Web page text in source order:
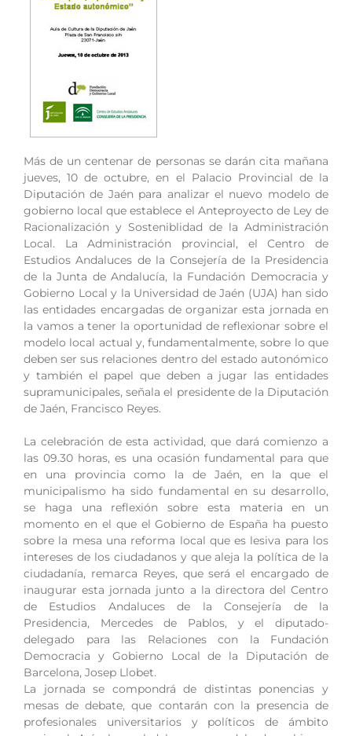
Más de un centenar de personas se darán cita mañana
jueves, 10 de octubre, en el Palacio Provincial de la
Diputación de Jaén para analizar el nuevo modelo de
gobierno local que establece el Anteproyecto de Ley de
Racionalización y Sosteniblidad de la Administración
Local. La Administración provincial, el Centro de
Estudios Andaluces de la Consejería de la Presidencia
de la Junta de Andalucía, la Fundación Democracia y
Gobierno Local y la Universidad de Jaén (UJA) han sido
las entidades encargadas de organizar esta jornada en
la vamos a tener la oportunidad de reflexionar sobre el
modelo local actual y, fundamentalmente, sobre lo que
deben ser sus relaciones dentro del estado autonómico
y también el papel que deben a jugar las entidades
supramunicipales, señala el presidente de la Diputación
de Jaén, Francisco Reyes.
La celebración de esta actividad, que dará comienzo a
las 09.30 horas, es una ocasión fundamental para que
en una provincia como la de Jaén, en la que el
municipalismo ha sido fundamental en su desarrollo,
se haga una reflexión sobre esta materia en un
momento en el que el Gobierno de España ha puesto
sobre la mesa una reforma local que es lesiva para los
intereses de los ciudadanos y que aleja la política de la
ciudadanía, remarca Reyes, que será el encargado de
inaugurar esta jornada junto a la directora del Centro
de Estudios Andaluces de la Consejería de la
Presidencia, Mercedes de Pablos, y el diputado-
delegado para las Relaciones con la Fundación
Democracia y Gobierno Local de la Diputación de
Barcelona, Josep Llobet.
La jornada se compondrá de distintas ponencias y
mesas de debate, que contarán con la presencia de
profesionales universitarios y políticos de ámbito